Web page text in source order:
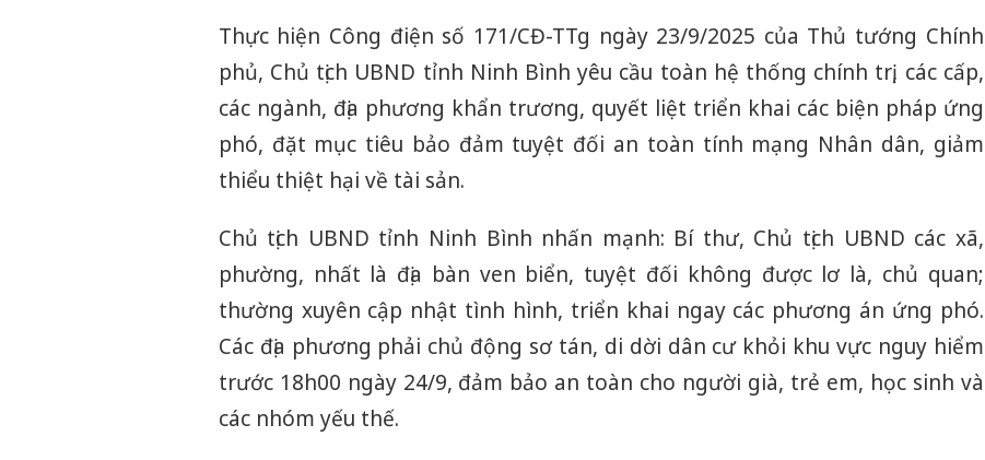
Thực hiện Công điện số 171/CĐ-TTg ngày 23/9/2025 của Thủ tướng Chính
phủ, Chủ tịch UBND tỉnh Ninh Bình yêu cầu toàn hệ thống chính trị, các cấp,
các ngành, địa phương khẩn trương, quyết liệt triển khai các biện pháp ứng
phó, đặt mục tiêu bảo đảm tuyệt đối an toàn tính mạng Nhân dân, giảm
thiểu thiệt hại về tài sản.
Chủ tịch UBND tỉnh Ninh Bình nhấn mạnh: Bí thư, Chủ tịch UBND các xã,
phường, nhất là địa bàn ven biển, tuyệt đối không được lơ là, chủ quan;
thường xuyên cập nhật tình hình, triển khai ngay các phương án ứng phó.
Các địa phương phải chủ động sơ tán, di dời dân cư khỏi khu vực nguy hiểm
trước 18h00 ngày 24/9, đảm bảo an toàn cho người già, trẻ em, học sinh và
các nhóm yếu thế.